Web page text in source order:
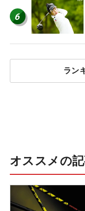
6
ラン
オススメの